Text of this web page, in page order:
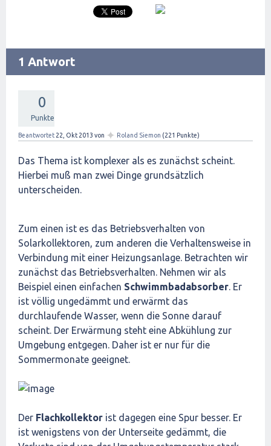
1 Antwort
0
Punkte
Beantwortet 22, Okt 2013 von ✦ Roland Siemon (221 Punkte)
Das Thema ist komplexer als es zunächst scheint.
Hierbei muß man zwei Dinge grundsätzlich
unterscheiden.
Zum einen ist es das Betriebsverhalten von
Solarkollektoren, zum anderen die Verhaltensweise in
Verbindung mit einer Heizungsanlage. Betrachten wir
zunächst das Betriebsverhalten. Nehmen wir als
Beispiel einen einfachen Schwimmbadabsorber. Er
ist völlig ungedämmt und erwärmt das
durchlaufende Wasser, wenn die Sonne darauf
scheint. Der Erwärmung steht eine Abkühlung zur
Umgebung entgegen. Daher ist er nur für die
Sommermonate geeignet.
Der Flachkollektor ist dagegen eine Spur besser. Er
ist wenigstens von der Unterseite gedämmt, die